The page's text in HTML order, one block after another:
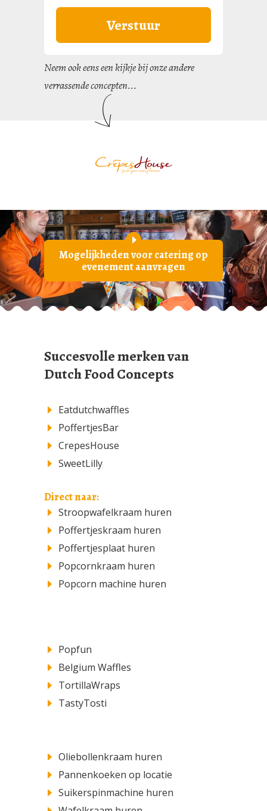
Neem ook eens een kijkje bij onze andere
verrassende concepten...
Mogelijkheden voor catering op
evenement aanvragen
Succesvolle merken van
Dutch Food Concepts
Eatdutchwaffles
PoffertjesBar
CrepesHouse
SweetLilly
Direct naar:
Stroopwafelkraam huren
Poffertjeskraam huren
Poffertjesplaat huren
Popcornkraam huren
Popcorn machine huren
Popfun
Belgium Waffles
TortillaWraps
TastyTosti
​Oliebollenkraam huren
Pannenkoeken op locatie
Suikerspinmachine huren